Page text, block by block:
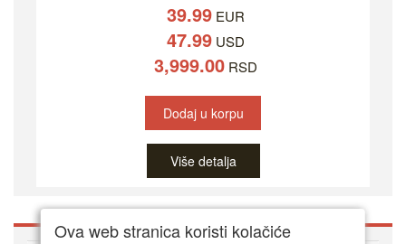
39.99EUR
47.99USD
3,999.00RSD
Dodaj u korpu
Više detalja
Ova web stranica koristi kolačiće